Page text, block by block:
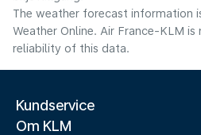
The weather forecast information
Weather Online. Air France-KLM
reliability of this data.
Kundservice
Om KLM